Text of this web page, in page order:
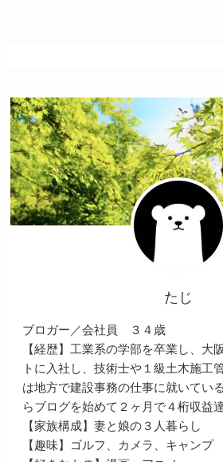
たじ
ブロガー／会社員 ３４歳
【経歴】工業系の学部を卒業し、大
トに入社し、技術士や１級土木施工
は地方で建設事務の仕事に就いてい
らブログを始めて２ヶ月で４桁収益
【家族構成】妻と娘の３人暮らし
【趣味】ゴルフ、カメラ、キャンプ